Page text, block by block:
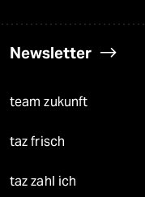
Newsletter
team zukunft
taz frisch
taz zahl ich